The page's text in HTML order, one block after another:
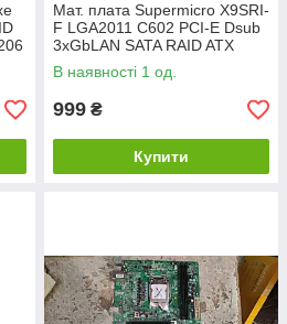
Мат. плата Supermicro X9SRI-
F LGA2011 C602 PCI-E Dsub
3xGbLAN SATA RAID ATX
8DDR3 No 240204207
В наявності 1 од.
999 ₴
Купити